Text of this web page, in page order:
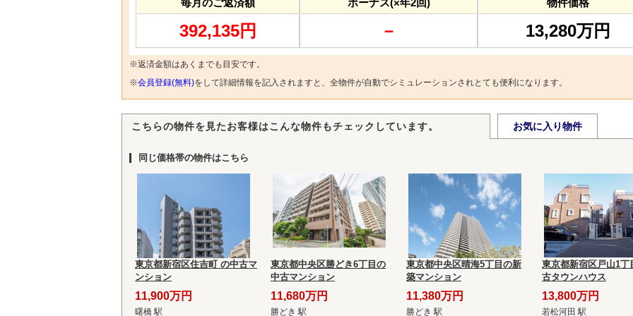
毎月のご返済額
392,135円
ボーナス(×年2回)
－
物件価格
13,280万円
※返済金額はあくまでも目安です。
※会員登録(無料)をして詳細情報を記入されますと、全物件が自動でシミュレーションされとても便利になります。
こちらの物件を見たお客様はこんな物件もチェックしています。 お気に入り物件
同じ価格帯の物件はこちら
東京都新宿区住吉町 の中古マ
ンション
11,900万円
曙橋 駅
東京都中央区勝どき6丁目の
中古マンション
11,680万円
勝どき 駅
東京都中央区晴海5丁目の新
築マンション
11,380万円
勝どき 駅
東京都新宿区戸山1丁
古タウンハウス
13,800万円
若松河田 駅